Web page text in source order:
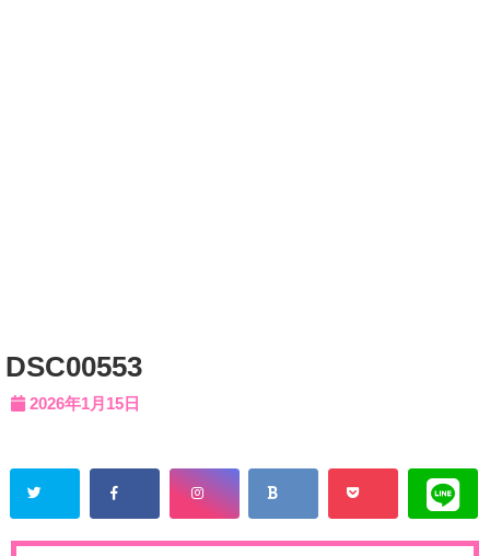
DSC00553
2026年1月15日